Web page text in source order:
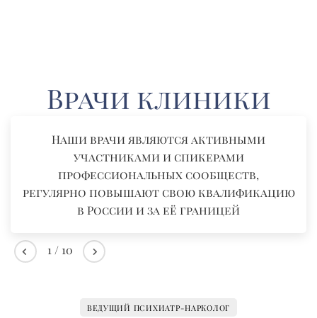
Врачи клиники
Наши врачи являются активными
участниками и спикерами
профессиональных сообществ,
регулярно повышают свою квалификацию
в России и за её границей
1 / 10
ВЕДУЩИЙ ПСИХИАТР-НАРКОЛОГ